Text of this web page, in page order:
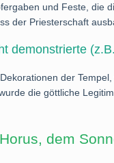
und Feste, die
der Priesterschaft
demonstrierte
der
die göttliche
dem